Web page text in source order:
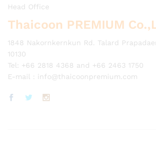
Head Office
Thaicoon PREMIUM
1848 Nakornkernkun Rd. Talard
10130
Tel: +66 2818 4368 and +66 2463 1750
E-mail : info@thaicoonpremium.com